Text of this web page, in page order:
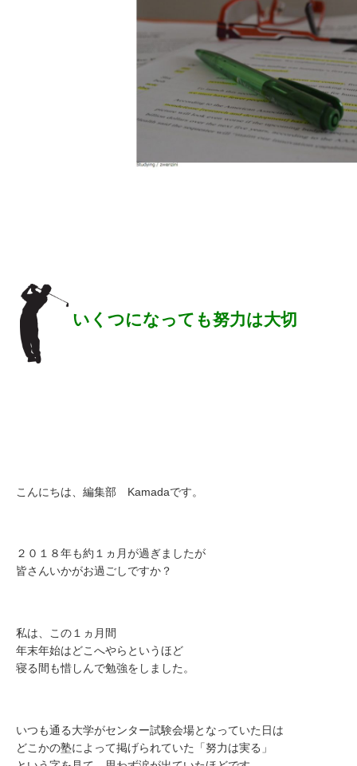
いくつになっても努力は大切
こんにちは、編集部 Kamadaです。
２０１８年も約１ヵ月が過ぎましたが
皆さんいかがお過ごしですか？
私は、この１ヵ月間
年末年始はどこへやらというほど
寝る間も惜しんで勉強をしました。
いつも通る大学がセンター試験会場となっていた日は
どこかの塾によって掲げられていた「努力は実る」